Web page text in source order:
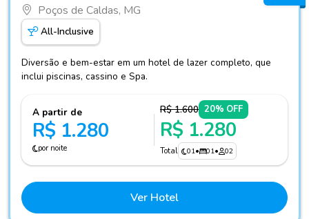
Poços de Caldas, MG
All-Inclusive
Diversão e bem-estar em um hotel de lazer completo, que
inclui piscinas, cassino e Spa.
A partir de
R$ 1.280
por noite
R$ 1.600 20% OFF
R$ 1.280
Total 01• 01• 02
Ver Hotel